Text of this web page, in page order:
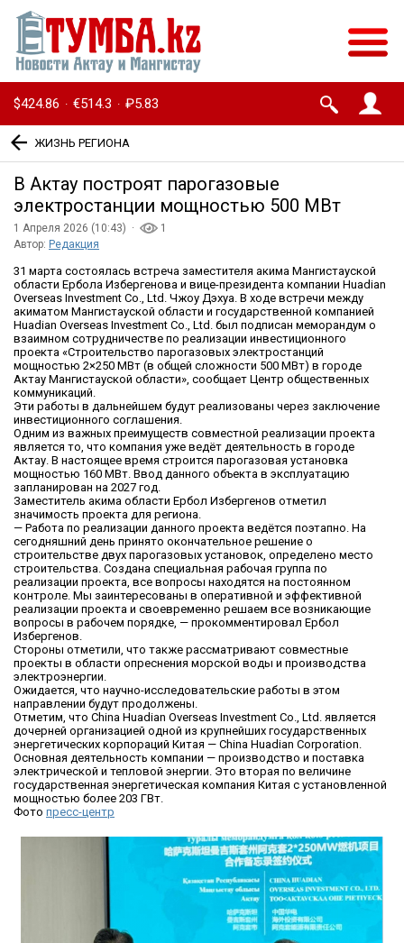
$424.86 · €514.3 · ₽5.83
ЖИЗНЬ РЕГИОНА
В Актау построят парогазовые
электростанции мощностью 500 МВт
1 Апреля 2026 (10:43) ·
1
Автор: Редакция
31 марта состоялась встреча заместителя акима Мангистауской
области Ербола Избергенова и вице-президента компании Huadian
Overseas Investment Co., Ltd. Чжоу Дэхуа. В ходе встречи между
акиматом Мангистауской области и государственной компанией
Huadian Overseas Investment Co., Ltd. был подписан меморандум о
взаимном сотрудничестве по реализации инвестиционного
проекта «Строительство парогазовых электростанций
мощностью 2×250 МВт (в общей сложности 500 МВт) в городе
Актау Мангистауской области», сообщает Центр общественных
коммуникаций.
Эти работы в дальнейшем будут реализованы через заключение
инвестиционного соглашения.
Одним из важных преимуществ совместной реализации проекта
является то, что компания уже ведёт деятельность в городе
Актау. В настоящее время строится парогазовая установка
мощностью 160 МВт. Ввод данного объекта в эксплуатацию
запланирован на 2027 год.
Заместитель акима области Ербол Избергенов отметил
значимость проекта для региона.
— Работа по реализации данного проекта ведётся поэтапно. На
сегодняшний день принято окончательное решение о
строительстве двух парогазовых установок, определено место
строительства. Создана специальная рабочая группа по
реализации проекта, все вопросы находятся на постоянном
контроле. Мы заинтересованы в оперативной и эффективной
реализации проекта и своевременно решаем все возникающие
вопросы в рабочем порядке, — прокомментировал Ербол
Избергенов.
Стороны отметили, что также рассматривают совместные
проекты в области опреснения морской воды и производства
электроэнергии.
Ожидается, что научно-исследовательские работы в этом
направлении будут продолжены.
Отметим, что China Huadian Overseas Investment Co., Ltd. является
дочерней организацией одной из крупнейших государственных
энергетических корпораций Китая — China Huadian Corporation.
Основная деятельность компании — производство и поставка
электрической и тепловой энергии. Это вторая по величине
государственная энергетическая компания Китая с установленной
мощностью более 203 ГВт.
Фото пресс-центр